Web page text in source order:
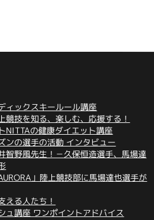
ィックスキールール講座
競技を知る、楽しむ、応援する！
NITTAの健康ダイエット講座
ンの選手の活動 インタビュー
智野風先生！－久保恒造選手、馬場達
」陸上競技部に馬場達也選手が
える人たち！
ュ講座 ワンポイントアドバイス